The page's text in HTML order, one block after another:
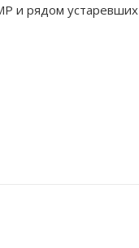
и рядом устаревших